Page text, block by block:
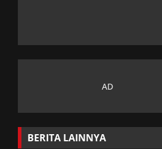
BERITA LAINNYA